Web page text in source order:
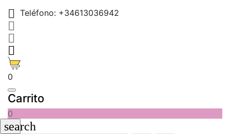
 Teléfono: +34613036942



0
Carrito
0
search